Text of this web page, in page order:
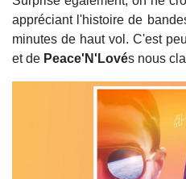
appréciant l'histoire de
minutes de haut vol. C'est
et de Peace'N'Lovés nous